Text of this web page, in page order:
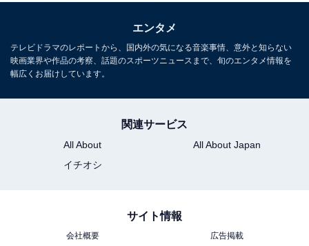
する」という言葉に表れており、作り手の発想のユニー
クさが、作品の面白さに直結している作品といえるでし
ょう。
エンタメ
テレビドラマのレポートから、国内外の気になる音楽事情、意外と知らない
映画業界や作品の考察、話題のスポーツニュースまで、旬のエンタメ情報を
幅広くお届けしています。
関連サービス
All About
All About Japan
イチオシ
サイト情報
会社概要 広告掲載